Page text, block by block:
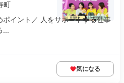
町
イント／ 人をサポートする仕事
気になる